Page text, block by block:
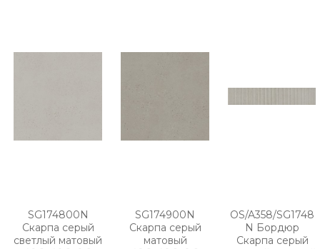
SG174800N
Скарпа серый
светлый матовый
SG174900N
Скарпа серый
матовый
OS/A358/SG1748
N Бордюр
Скарпа серый